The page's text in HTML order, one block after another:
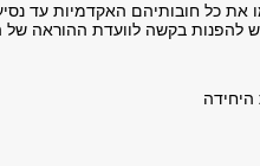
את כל חובותיהם האקדמיות עד
להפנות בקשה לוועדת ההוראה של
היחידה